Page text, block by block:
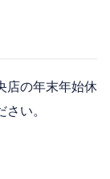
店の年末年始休
い。